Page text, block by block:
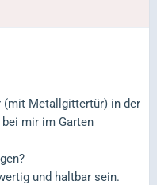
(mit Metallgittertür) in der
bei mir im Garten
und haltbar sein.